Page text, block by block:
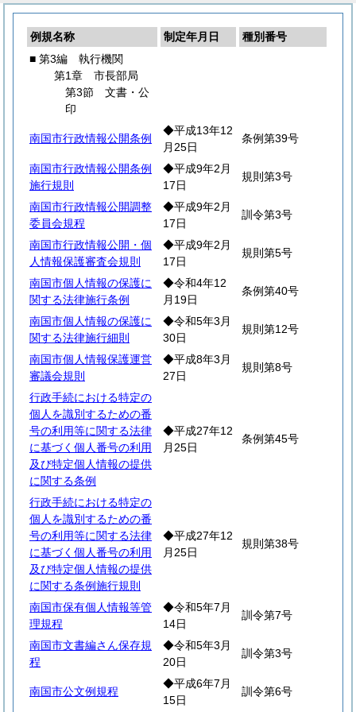
例規名称 制定年月日
種別番号
■ 第3編 執行機関
第1章 市長部局
第3節 文書・公
印
南国市行政情報公開条例
◆平成13年12
月25日
条例第39号
南国市行政情報公開条例
施行規則
◆平成9年2月
17日
規則第3号
南国市行政情報公開調整
委員会規程
◆平成9年2月
17日
訓令第3号
南国市行政情報公開・個
人情報保護審査会規則
◆平成9年2月
17日
規則第5号
南国市個人情報の保護に
関する法律施行条例
◆令和4年12
月19日
条例第40号
南国市個人情報の保護に
関する法律施行細則
◆令和5年3月
30日
規則第12号
南国市個人情報保護運営
審議会規則
◆平成8年3月
27日
規則第8号
行政手続における特定の
個人を識別するための番
号の利用等に関する法律
に基づく個人番号の利用
及び特定個人情報の提供
に関する条例
◆平成27年12
月25日
条例第45号
行政手続における特定の
個人を識別するための番
号の利用等に関する法律
に基づく個人番号の利用
及び特定個人情報の提供
に関する条例施行規則
◆平成27年12
月25日
規則第38号
南国市保有個人情報等管
理規程
◆令和5年7月
14日
訓令第7号
南国市文書編さん保存規
程
◆令和5年3月
20日
訓令第3号
南国市公文例規程
◆平成6年7月
15日
訓令第6号